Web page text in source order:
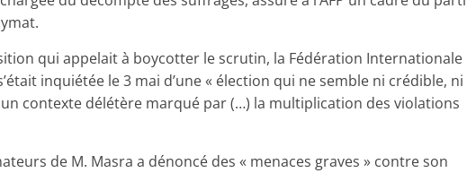
qui appelait à boycotter le scrutin, la Fédération Internationale
inquiétée le 3 mai d’une « élection qui ne semble ni crédible, ni
contexte délétère marqué par (…) la multiplication des violations
de M. Masra a dénoncé des « menaces graves » contre son